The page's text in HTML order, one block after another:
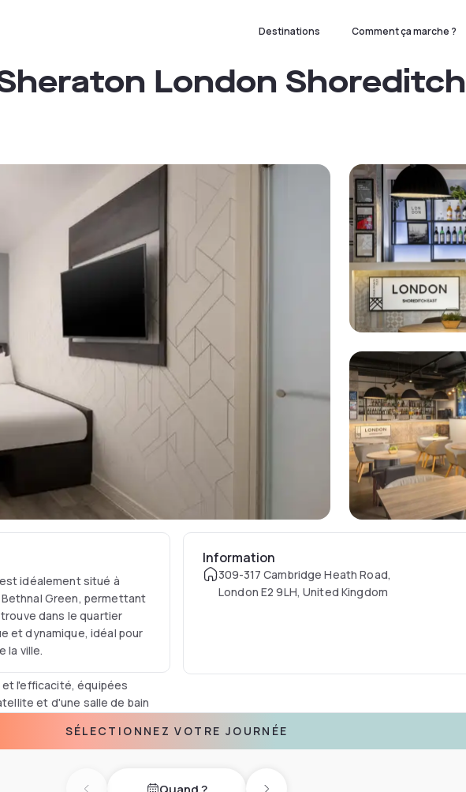
Destinations Comment ça marche ?
London Shoreditch
idéalement situé à
Green, permettant
dans le quartier
et dynamique, idéal pour
la ville.
l'efficacité, équipées
et d'une salle de bain
et la climatisation
prises de courant bien
Information
309-317 Cambridge Heath Road,
London E2 9LH, United Kingdom
SÉLECTIONNEZ VOTRE JOURNÉE